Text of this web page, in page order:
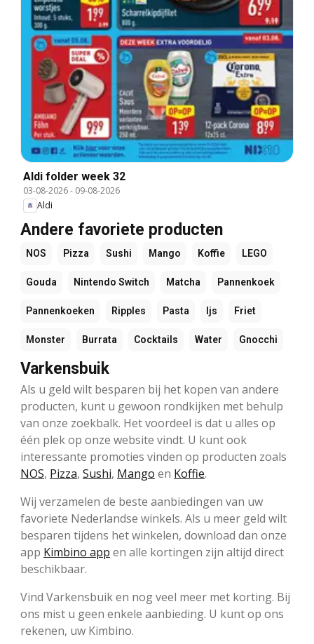
Aldi folder week 32
03-08-2026- 09-08-2026
Aldi
Andere favoriete producten
NOS Pizza Sushi Mango Koffie LEGO
Gouda Nintendo Switch Matcha Pannenkoek
Pannenkoeken Ripples Pasta Ijs Friet
Monster Burrata Cocktails Water Gnocchi
Varkensbuik
Als u geld wilt besparen bij het kopen van andere
producten, kunt u gewoon rondkijken met behulp
van onze zoekbalk. Het voordeel is dat u alles op
één plek op onze website vindt. U kunt ook
interessante promoties vinden op producten zoals
NOS, Pizza, Sushi, Mango en Koffie.
Wij verzamelen de beste aanbiedingen van uw
favoriete Nederlandse winkels. Als u meer geld wilt
besparen tijdens het winkelen, download dan onze
app Kimbino app en alle kortingen zijn altijd direct
beschikbaar.
Vind Varkensbuik en nog veel meer met korting. Bij
ons mist u geen enkele aanbieding. U kunt op ons
rekenen, uw Kimbino.